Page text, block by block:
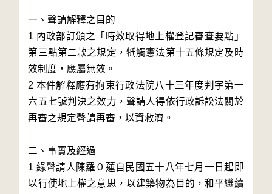
一、聲請解釋之目的
1 內政部訂頒之「時效取得地上權登記審查要點」
第三點第二款之規定，牴觸憲法第十五條規定及時
效制度，應屬無效。
2 本件解釋應有拘束行政法院八十三年度判字第一
六五七號判決之效力，聲請人得依行政訴訟法關於
再審之規定聲請再審，以資救濟。
二、事實及經過
1 緣聲請人陳羅０蓮自民國五十八年七月一日起即
以行使地上權之意思，以建築物為目的，和平繼續